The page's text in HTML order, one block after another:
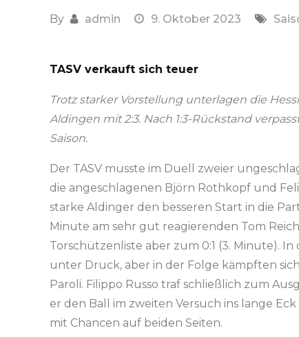
By admin 9. Oktober 2023
TASV verkauft sich teuer
Trotz starker Vorstellung unterlagen die
Aldingen mit 2:3. Nach 1:3-Rückstand
Saison.
Der TASV musste im Duell zweier
die angeschlagenen Björn Rothkopf und
starke Aldinger den besseren Start in die
Minute am sehr gut reagierenden Tom
Torschützenliste aber zum 0:1 (3. Minute).
unter Druck, aber in der Folge kämpften
Paroli. Filippo Russo traf schließlich zum
er den Ball im zweiten Versuch ins lange
mit Chancen auf beiden Seiten.